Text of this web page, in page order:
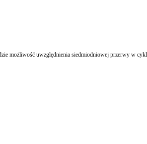
możliwość uwzględnienia siedmiodniowej przerwy w